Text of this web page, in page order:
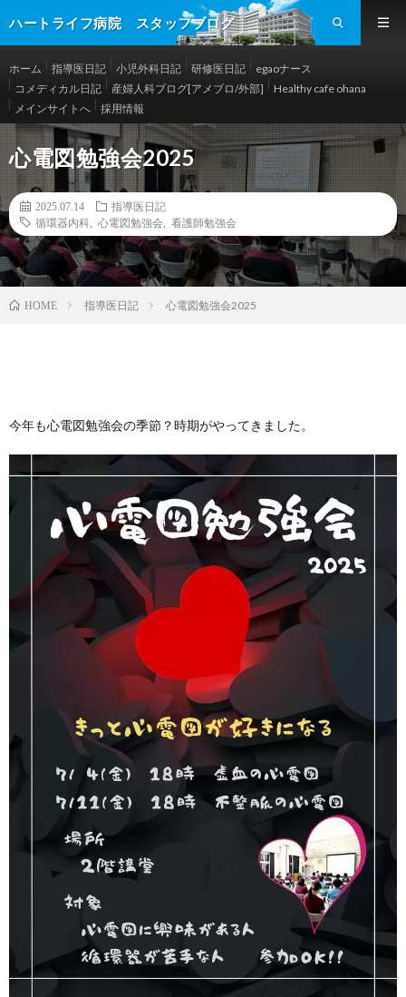
ハートライフ病院 スタッフブログ
ホーム 指導医日記 小児外科日記 研修医日記
egaoナース
コメディカル日記
産婦人科ブログ[アメブロ/外部]
Healthy cafe ohana
メインサイトへ
採用情報
心電図勉強会2025
2025.07.14
指導医日記
循環器内科
心電図勉強会 看護師勉強会
HOME 指導医日記 心電図勉強会2025
今年も心電図勉強会の季節？時期がやってきました。